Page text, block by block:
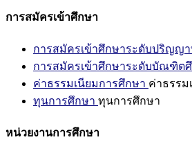
การสมัครเข้าศึกษา
การสมัครเข้าศึกษาระดับปริญญ
การสมัครเข้าศึกษาระดับบัณฑิต
ค่าธรรมเนียมการศึกษา ค่าธรรม
ทุนการศึกษา ทุนการศึกษา
หน่วยงานการศึกษา